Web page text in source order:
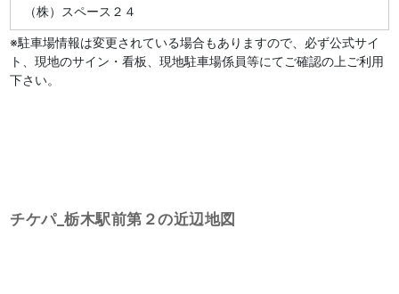
（株）スペース２４
※駐車場情報は変更されている場合もありますので、必ず公式サイ
ト、現地のサイン・看板、現地駐車場係員等にてご確認の上ご利用
下さい。
チケパ_栃木駅前第２の近辺地図